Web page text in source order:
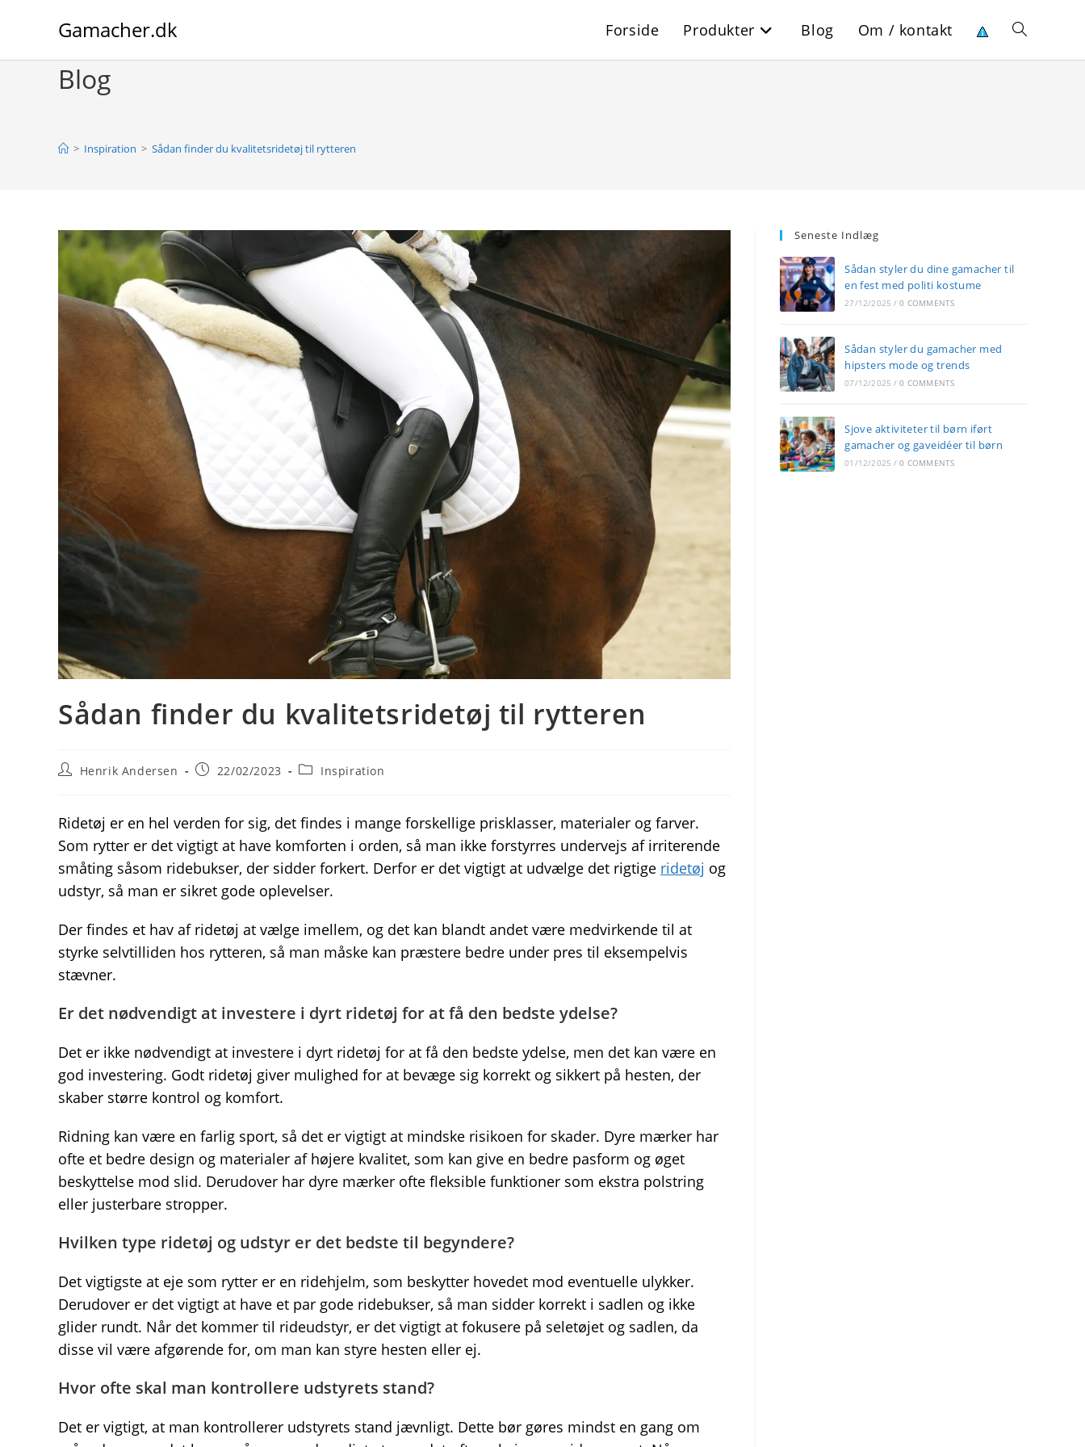
Gamacher.dk Forside Produkter Blog Om / kontakt Toggle
Blog
> Inspiration > Sådan finder du kvalitetsridetøj til rytteren
Sådan finder du kvalitetsridetøj til rytteren
PostHenrik Andersen
Post22/02/2023
PostInspiration
Ridetøj er en hel verden for sig, det findes i mange forskellige prisklasser, materialer og farver.
Som rytter er det vigtigt at have komforten i orden, så man ikke forstyrres undervejs af irriterende
småting såsom ridebukser, der sidder forkert. Derfor er det vigtigt at udvælge det rigtige ridetøj og
udstyr, så man er sikret gode oplevelser.
Der findes et hav af ridetøj at vælge imellem, og det kan blandt andet være medvirkende til at
styrke selvtilliden hos rytteren, så man måske kan præstere bedre under pres til eksempelvis
stævner.
Er det nødvendigt at investere i dyrt ridetøj for at få den bedste ydelse?
Det er ikke nødvendigt at investere i dyrt ridetøj for at få den bedste ydelse, men det kan være en
god investering. Godt ridetøj giver mulighed for at bevæge sig korrekt og sikkert på hesten, der
skaber større kontrol og komfort.
Ridning kan være en farlig sport, så det er vigtigt at mindske risikoen for skader. Dyre mærker har
ofte et bedre design og materialer af højere kvalitet, som kan give en bedre pasform og øget
beskyttelse mod slid. Derudover har dyre mærker ofte fleksible funktioner som ekstra polstring
eller justerbare stropper.
Hvilken type ridetøj og udstyr er det bedste til begyndere?
Det vigtigste at eje som rytter er en ridehjelm, som beskytter hovedet mod eventuelle ulykker.
Derudover er det vigtigt at have et par gode ridebukser, så man sidder korrekt i sadlen og ikke
glider rundt. Når det kommer til rideudstyr, er det vigtigt at fokusere på seletøjet og sadlen, da
disse vil være afgørende for, om man kan styre hesten eller ej.
Hvor ofte skal man kontrollere udstyrets stand?
Det er vigtigt, at man kontrollerer udstyrets stand jævnligt. Dette bør gøres mindst en gang om
Seneste Indlæg
Sådan styler du dine gamacher til
en fest med politi kostume
27/12/2025 / 0 COMMENTS
Sådan styler du gamacher med
hipsters mode og trends
07/12/2025 / 0 COMMENTS
Sjove aktiviteter til børn iført
gamacher og gaveidéer til børn
01/12/2025 / 0 COMMENTS